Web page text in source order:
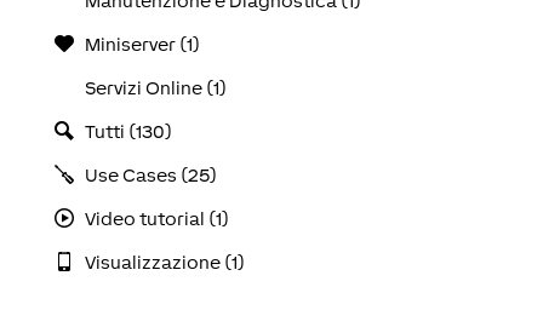
Miniserver (1)
Servizi Online (1)
Tutti (130)
Use Cases (25)
Video tutorial (1)
Visualizzazione (1)